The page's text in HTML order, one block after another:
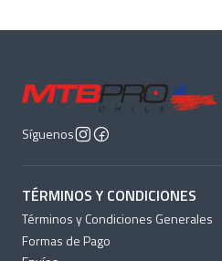
Síguenos
TÉRMINOS Y CONDICIONES
Términos y Condiciones Generales
Formas de Pago